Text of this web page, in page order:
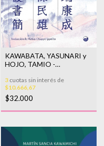
KAWABATA, YASUNARI y
HOJO, TAMIO -
1937
3 cuotas sin interés de
$10.666,67
$32.000